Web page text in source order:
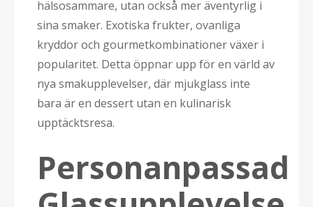
hälsosammare, utan också mer äventyrlig i
sina smaker. Exotiska frukter, ovanliga
kryddor och gourmetkombinationer växer i
popularitet. Detta öppnar upp för en värld av
nya smakupplevelser, där mjukglass inte
bara är en dessert utan en kulinarisk
upptäcktsresa.
Personanpassad